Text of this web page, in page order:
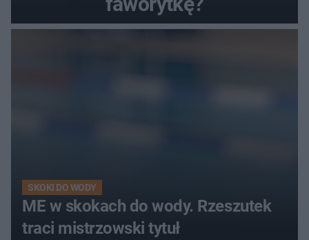
SKOKI DO WODY
ME w skokach do wody. Rzeszutek
traci mistrzowski tytuł